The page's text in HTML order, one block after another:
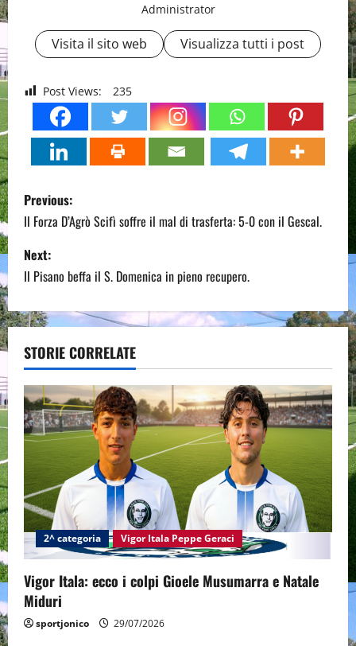
Administrator
Visita il sito web Visualizza tutti i post
Post Views: 235
P
o
s
t
n
a
v
i
g
a
t
i
o
n
Previous:
Il Forza D’Agrò Scifì soffre il mal di trasferta: 5-0 con il Gescal.
Next:
Il Pisano beffa il S. Domenica in pieno recupero.
STORIE CORRELATE
2^ categoria Vigor Itala Peppe Geraci
Vigor Itala: ecco i colpi Gioele Musumarra e Natale
Miduri
sportjonico 29/07/2026